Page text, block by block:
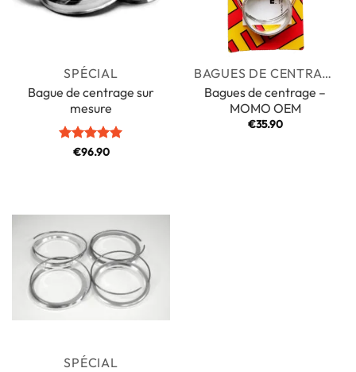
SPÉCIAL
Bague de centrage sur
mesure
Note5sur
€96.90
BAGUES DE CENTRAGE
Bagues de centrage –
MOMO OEM
€35.90
SPÉCIAL